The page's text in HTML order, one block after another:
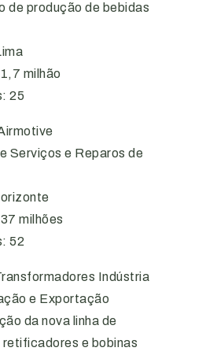
de produção de bebidas
milhão
25
Serviços e Reparos de
milhões
52
Indústria
e Exportação
da nova linha de
e bobinas